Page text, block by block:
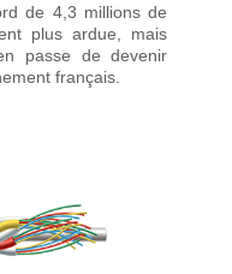
de 4,3 millions de
plus ardue, mais
passe de devenir
français.